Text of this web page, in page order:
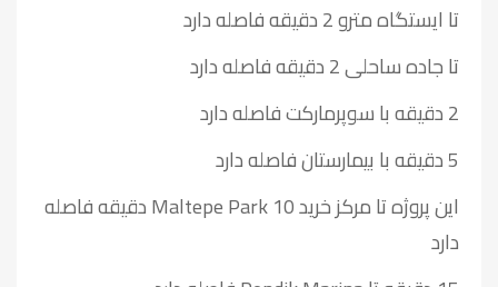
تا ایستگاه مترو 2 دقیقه فاصله دارد
تا جاده ساحلی 2 دقیقه فاصله دارد
2 دقیقه با سوپرمارکت فاصله دارد
5 دقیقه با بیمارستان فاصله دارد
این پروژه تا مرکز خرید Maltepe Park 10 دقیقه فاصله
دارد